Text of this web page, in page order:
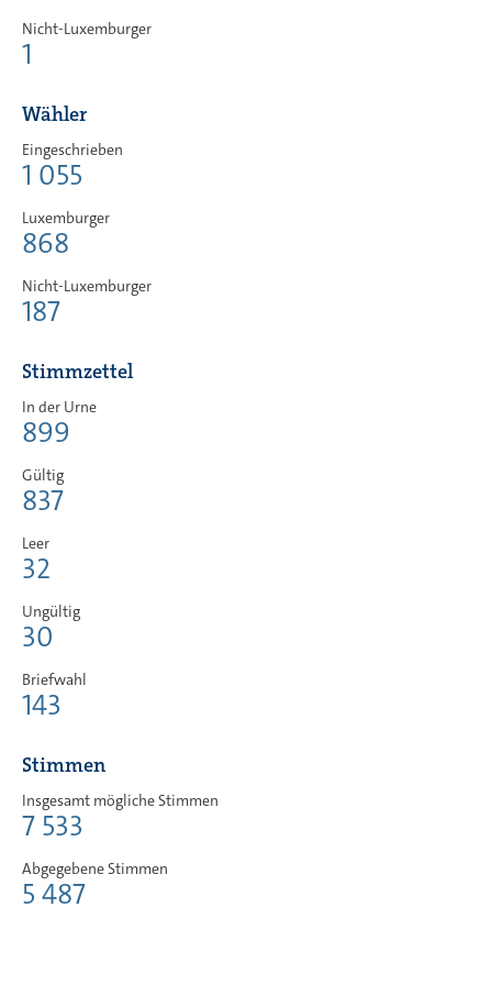
Nicht-Luxemburger
1
Wähler
Eingeschrieben
1 055
Luxemburger
868
Nicht-Luxemburger
187
Stimmzettel
In der Urne
899
Gültig
837
Leer
32
Ungültig
30
Briefwahl
143
Stimmen
Insgesamt mögliche Stimmen
7 533
Abgegebene Stimmen
5 487